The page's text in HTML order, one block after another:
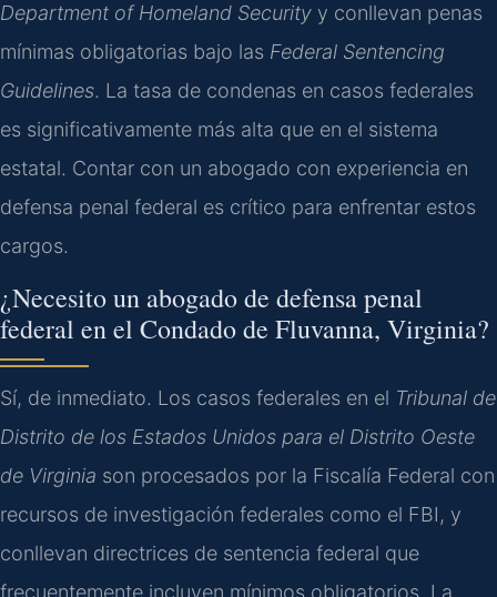
Department of Homeland Security y conllevan penas
mínimas obligatorias bajo las Federal Sentencing
Guidelines. La tasa de condenas en casos federales
es significativamente más alta que en el sistema
estatal. Contar con un abogado con experiencia en
defensa penal federal es crítico para enfrentar estos
cargos.
¿Necesito un abogado de defensa penal
federal en el Condado de Fluvanna, Virginia?
Sí, de inmediato. Los casos federales en el Tribunal de
Distrito de los Estados Unidos para el Distrito Oeste
de Virginia son procesados por la Fiscalía Federal con
recursos de investigación federales como el FBI, y
conllevan directrices de sentencia federal que
frecuentemente incluyen mínimos obligatorios. La